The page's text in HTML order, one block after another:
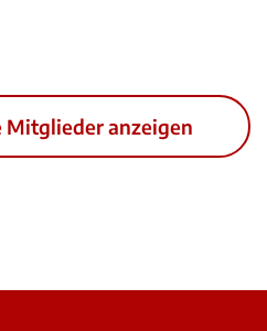
Mitglieder anzeigen